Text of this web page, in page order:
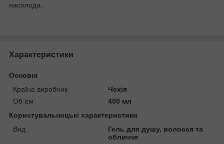
насолода.
Характеристики
Основні
Країна виробник
Чехія
Об`єм
400 мл
Користувальницькі характеристики
Вид
Гель для душу, волосся та
обличчя